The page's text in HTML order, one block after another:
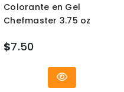
Colorante en Gel
Chefmaster 3.75 oz
$7.50